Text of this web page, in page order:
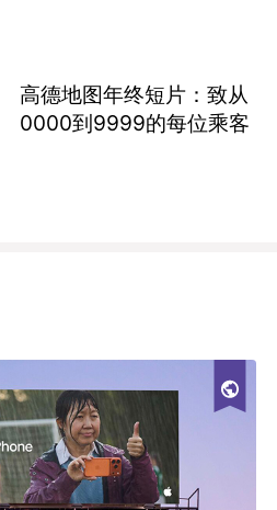
高德地图年终短片：致从
0000到9999的每位乘客